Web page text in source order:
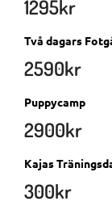
1295kr
Två dagars
2590kr
Puppycamp
2900kr
Kajas
300kr